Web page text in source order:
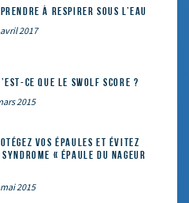
à respirer sous l’eau
2017
ce que le SWOLF SCORE ?
2015
vos épaules et évitez
« épaule du nageur
2015